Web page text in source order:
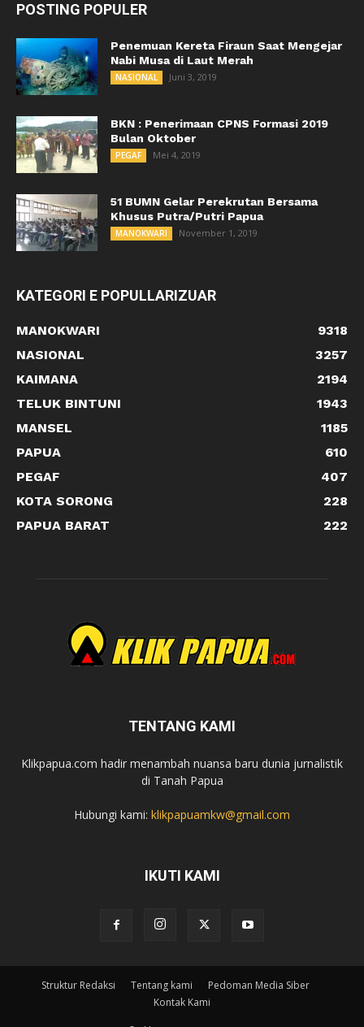
POSTING POPULER
Penemuan Kereta Firaun Saat Mengejar
Nabi Musa di Laut Merah
NASIONAL Juni 3, 2019
BKN : Penerimaan CPNS Formasi 2019
Bulan Oktober
PEGAF Mei 4, 2019
51 BUMN Gelar Perekrutan Bersama
Khusus Putra/Putri Papua
MANOKWARI November 1, 2019
KATEGORI E POPULLARIZUAR
MANOKWARI
9318
NASIONAL
3257
KAIMANA
2194
TELUK BINTUNI
1943
MANSEL
1185
PAPUA
610
PEGAF
407
KOTA SORONG
228
PAPUA BARAT
222
TENTANG KAMI
Klikpapua.com hadir menambah nuansa baru dunia jurnalistik
di Tanah Papua
Hubungi kami: klikpapuamkw@gmail.com
IKUTI KAMI
Struktur Redaksi Tentang kami
Pedoman Media Siber
Kontak Kami